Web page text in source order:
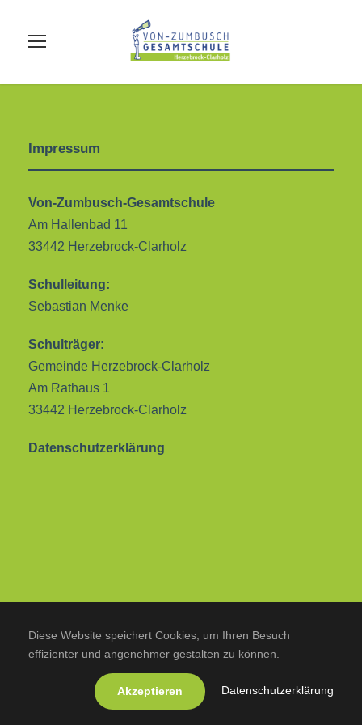
Impressum
Von-Zumbusch-Gesamtschule
Am Hallenbad 11
33442 Herzebrock-Clarholz
Schulleitung:
Sebastian Menke
Schulträger:
Gemeinde Herzebrock-Clarholz
Am Rathaus 1
33442 Herzebrock-Clarholz
Datenschutzerklärung
Diese Website speichert Cookies, um Ihren Besuch
effizienter und angenehmer gestalten zu können.
Akzeptieren Datenschutzerklärung